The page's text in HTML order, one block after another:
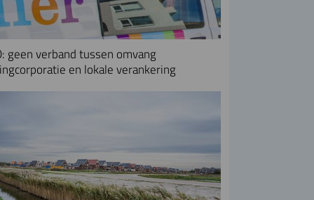
geen verband tussen omvang
en lokale verankering